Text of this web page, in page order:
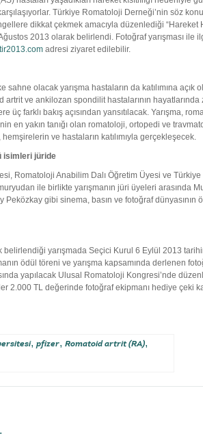
Türkiye Romatoloji Derneği’nin söz
dikkat çekmek amacıyla düzenlediği “Hareket
2013 olarak belirlendi. Fotoğraf yarışması ile
adresi ziyaret edilebilir.
sahne olacak yarışma hastaların da katılımına açık
artrit ve ankilozan spondilit hastalarının
farklı bakış açısından yansıtılacak. Yarışma,
en yakın tanığı olan romatoloji, ortopedi ve
ve hastaların katılımıyla gerçekleşecek.
isimleri jüride
Romatoloji Anabilim Dalı Öğretim Üyesi ve
ile birlikte yarışmanın jüri üyeleri arasında
Peközkay gibi sinema, basın ve fotoğraf dünyasının
belirlendiği yarışmada Seçici Kurul 6 Eylül 2013
ödül töreni ve yarışma kapsamında derlenen
yapılacak Ulusal Romatoloji Kongresi’nde
2.000 TL değerinde fotoğraf ekipmanı hediye çeki
, pfizer, Romatoid artrit (RA),